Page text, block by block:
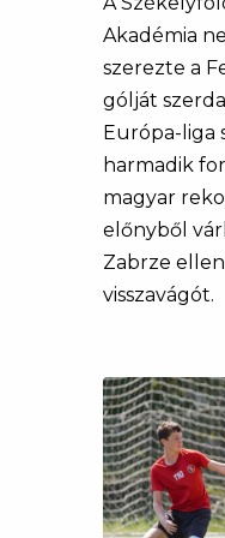
Akadémia
szerezte a
gólját
Európa-liga
harmadik
magyar
előnyből
Zabrze
visszavágót.